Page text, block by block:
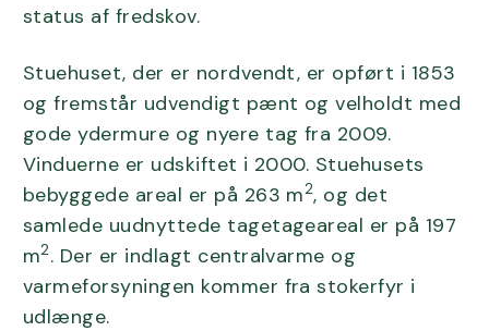
status af fredskov.
Stuehuset, der er nordvendt, er opført i 1853
og fremstår udvendigt pænt og velholdt med
gode ydermure og nyere tag fra 2009.
Vinduerne er udskiftet i 2000. Stuehusets
bebyggede areal er på 263 m2, og det
samlede uudnyttede tagetageareal er på 197
m2. Der er indlagt centralvarme og
varmeforsyningen kommer fra stokerfyr i
udlænge.